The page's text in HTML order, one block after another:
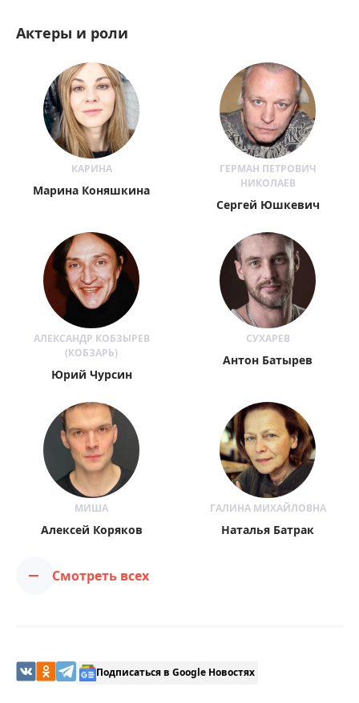
Актеры и роли
КАРИНА
Марина Коняшкина
ГЕРМАН ПЕТРОВИЧ
НИКОЛАЕВ
Сергей Юшкевич
АЛЕКСАНДР КОБЗЫРЕВ
(КОБЗАРЬ)
​Юрий Чурсин
СУХАРЕВ
Антон Батырев
МИША
Алексей Коряков
ГАЛИНА МИХАЙЛОВНА
Наталья Батрак
Смотреть всех
Подписаться в Google Новостях